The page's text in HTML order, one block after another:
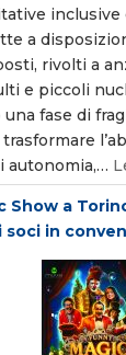
inclusive
a
rivolti a
e piccoli
fase di
autonomia,…
Show a
in